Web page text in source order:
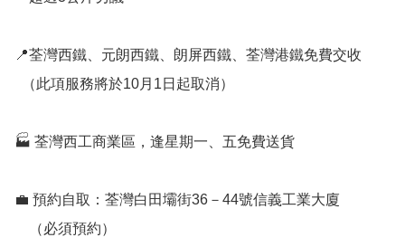
📍荃灣西鐵、元朗西鐵、朗屏西鐵、荃灣港鐵免費交收
🏭 荃灣西工商業區，逢星期一、五免費送貨
💼 預約自取：荃灣白田壩街36－44號信義工業大廈